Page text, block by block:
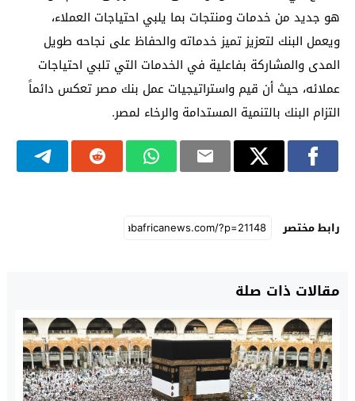
هو جديد من خدمات ومنتجات بما يلبي احتياجات العملاء،
ويعمل البنك لتعزيز تميز خدماته والحفاظ على نجاحه طويل
المدى والمشاركة بفاعلية في الخدمات التي تلبي احتياجات
عملائه، حيث أن قيم واستراتيجيات عمل بنك مصر تعكس دائماً
التزام البنك بالتنمية المستدامة والرخاء لمصر.
رابط مختصر
مقالات ذات صلة